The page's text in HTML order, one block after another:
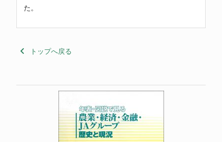
た。
keyboard_arrow_left トップへ戻る